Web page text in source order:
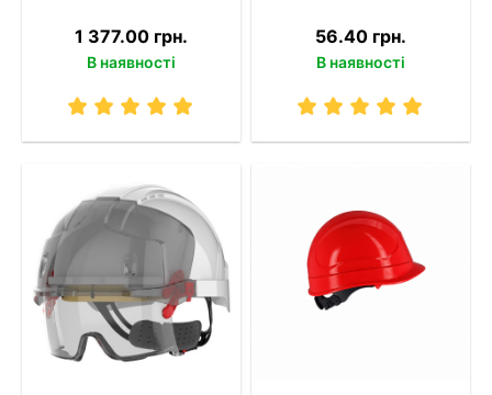
1 377.00 грн.
В наявності
56.40 грн.
В наявності